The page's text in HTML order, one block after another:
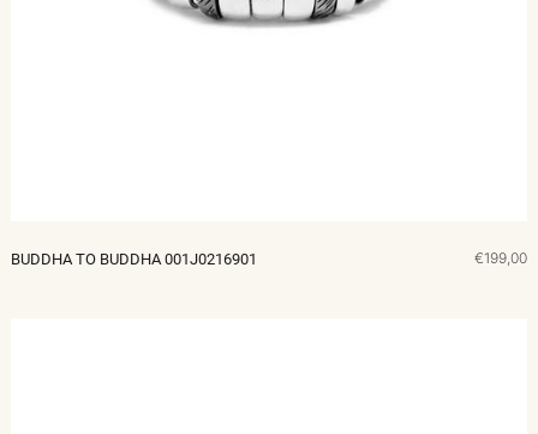
BUDDHA TO BUDDHA 001J0216901 €199,00